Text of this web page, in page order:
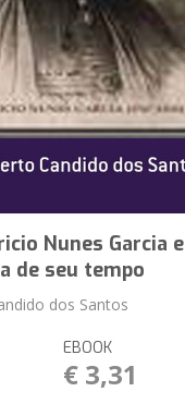
Nunes Garcia e
de seu tempo
dos Santos
EBOOK
€ 3,31